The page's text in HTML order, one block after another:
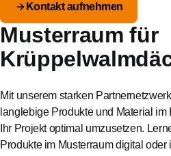
Kontakt aufnehmen
Musterraum für
Mit unserem starken
langlebige Produkte und Material
Ihr Projekt optimal umzusetzen.
Produkte im Musterraum digital